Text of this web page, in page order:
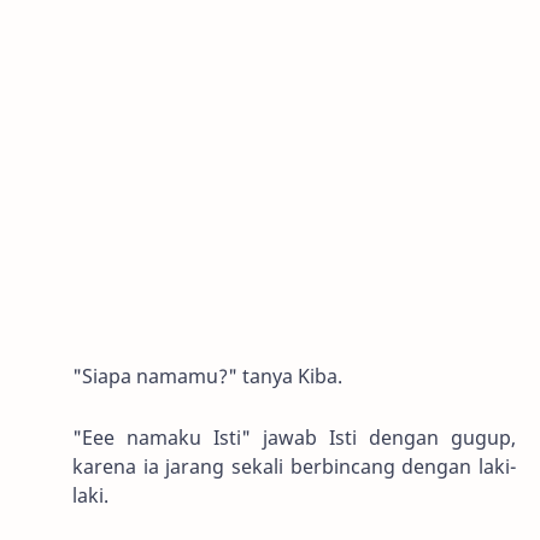
"Siapa namamu?" tanya Kiba.
"Eee namaku Isti" jawab Isti dengan gugup,
karena ia jarang sekali berbincang dengan laki-
laki.